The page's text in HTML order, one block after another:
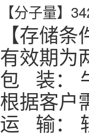
【分子量】
【存储
有效期为
包 装：
根据客户
运 输：